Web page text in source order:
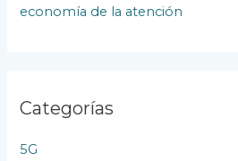
i
economía de la atención
Categorías
5G